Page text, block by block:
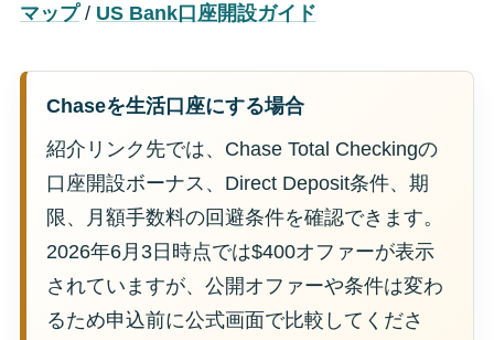
マップ/ US Bank口座開設ガイド
Chaseを生活口座にする場合
紹介リンク先では、Chase Total Checkingの
口座開設ボーナス、Direct Deposit条件、期
限、月額手数料の回避条件を確認できます。
2026年6月3日時点では$400オファーが表示
されていますが、公開オファーや条件は変わ
るため申込前に公式画面で比較してくださ